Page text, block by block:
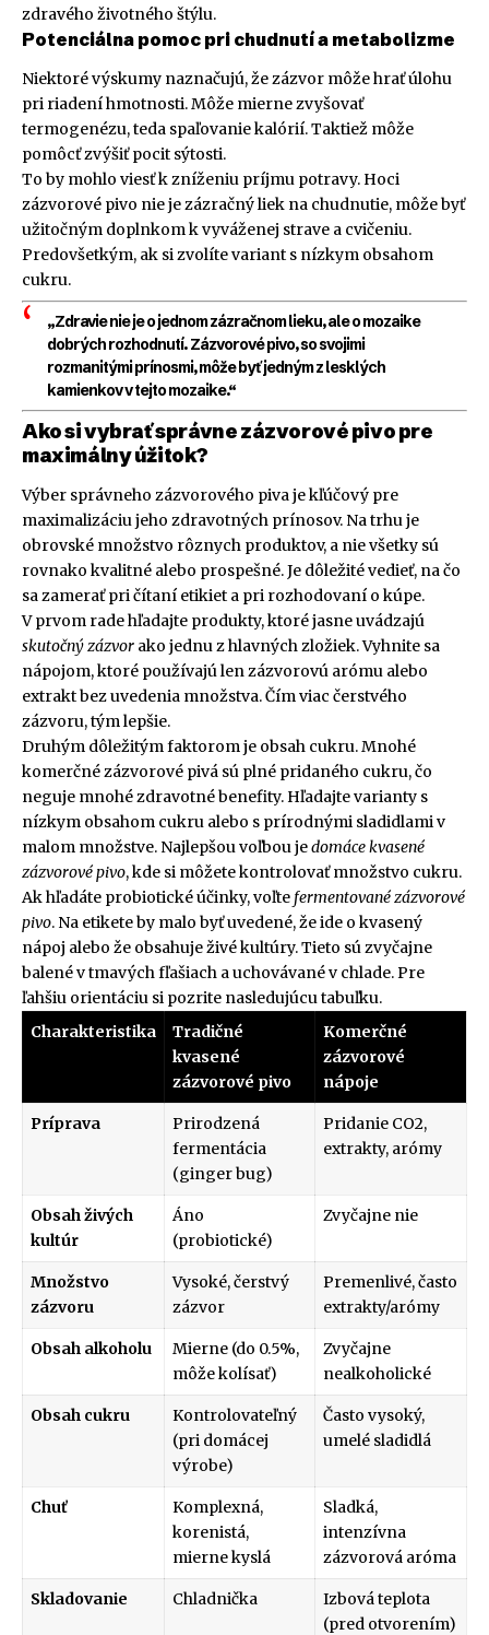
zdravého životného štýlu.
Potenciálna pomoc pri chudnutí a metabolizme
Niektoré výskumy naznačujú, že zázvor môže hrať úlohu
pri riadení hmotnosti. Môže mierne zvyšovať
termogenézu, teda spaľovanie kalórií. Taktiež môže
pomôcť zvýšiť pocit sýtosti.
To by mohlo viesť k zníženiu príjmu potravy. Hoci
zázvorové pivo nie je zázračný liek na chudnutie, môže byť
užitočným doplnkom k vyváženej strave a cvičeniu.
Predovšetkým, ak si zvolíte variant s nízkym obsahom
cukru.
„Zdravie nie je o jednom zázračnom lieku, ale o mozaike
dobrých rozhodnutí. Zázvorové pivo, so svojimi
rozmanitými prínosmi, môže byť jedným z lesklých
kamienkov v tejto mozaike.“
Ako si vybrať správne zázvorové pivo pre
maximálny úžitok?
Výber správneho zázvorového piva je kľúčový pre
maximalizáciu jeho zdravotných prínosov. Na trhu je
obrovské množstvo rôznych produktov, a nie všetky sú
rovnako kvalitné alebo prospešné. Je dôležité vedieť, na čo
sa zamerať pri čítaní etikiet a pri rozhodovaní o kúpe.
V prvom rade hľadajte produkty, ktoré jasne uvádzajú
skutočný zázvor ako jednu z hlavných zložiek. Vyhnite sa
nápojom, ktoré používajú len zázvorovú arómu alebo
extrakt bez uvedenia množstva. Čím viac čerstvého
zázvoru, tým lepšie.
Druhým dôležitým faktorom je obsah cukru. Mnohé
komerčné zázvorové pivá sú plné pridaného cukru, čo
neguje mnohé zdravotné benefity. Hľadajte varianty s
nízkym obsahom cukru alebo s prírodnými sladidlami v
malom množstve. Najlepšou voľbou jedomáce kvasené
zázvorové pivo, kde si môžete kontrolovať množstvo cukru.
Ak hľadáte probiotické účinky, voľte fermentované zázvorové
pivo. Na etikete by malo byť uvedené, že ide o kvasený
nápoj alebo že obsahuje živé kultúry. Tieto sú zvyčajne
balené v tmavých fľašiach a uchovávané v chlade. Pre
ľahšiu orientáciu si pozrite nasledujúcu tabuľku.
Charakteristika
Tradičné
kvasené
zázvorové pivo
Komerčné
zázvorové
nápoje
Príprava
Prirodzená
fermentácia
(ginger bug)
Pridanie CO2,
extrakty, arómy
Obsah živých
kultúr
Áno
(probiotické)
Zvyčajne nie
Množstvo
zázvoru
Vysoké, čerstvý
zázvor
Premenlivé, často
extrakty/arómy
Obsah alkoholu
Mierne (do 0.5%,
môže kolísať)
Zvyčajne
nealkoholické
Obsah cukru
Kontrolovateľný
(pri domácej
výrobe)
Často vysoký,
umelé sladidlá
Chuť
Komplexná,
korenistá,
mierne kyslá
Sladká,
intenzívna
zázvorová aróma
Skladovanie Chladnička
Izbová teplota
(pred otvorením)